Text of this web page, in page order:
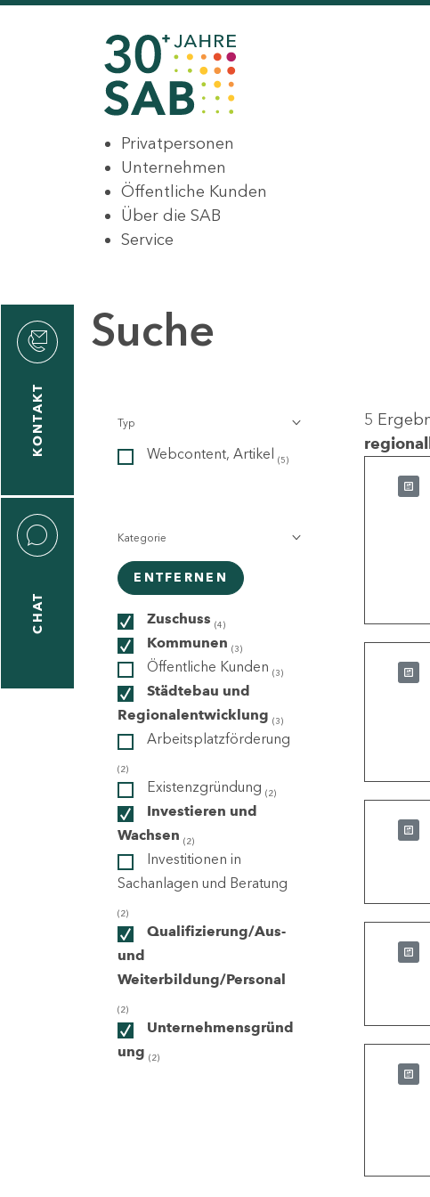
Privatpersonen
Unternehmen
Öffentliche Kunden
Über die SAB
Service
KONTAKT
CHAT
Suche
Typ
Webcontent, Artikel (5)
Kategorie
ENTFERNEN
Zuschuss (4)
Kommunen (3)
Öffentliche Kunden (3)
Städtebau und
Regionalentwicklung (3)
Arbeitsplatzförderung
(2)
Existenzgründung (2)
Investieren und
Wachsen (2)
Investitionen in
Sachanlagen und Beratung
(2)
Qualifizierung/Aus-
und
Weiterbildung/Personal
(2)
Unternehmensgründ
ung (2)
5